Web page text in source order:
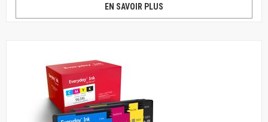
EN SAVOIR PLUS